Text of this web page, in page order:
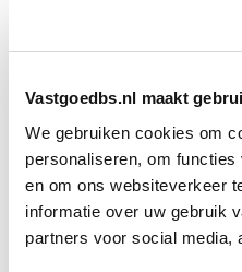
Vastgoedbs.nl maakt
We gebruiken cookies om
personaliseren, om
en om ons websiteverkeer
informatie over uw gebruik
partners voor social media,